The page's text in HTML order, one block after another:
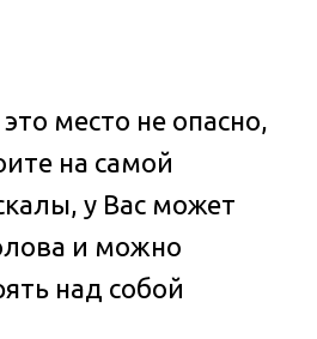
место не опасно,
на самой
у Вас может
и можно
над собой